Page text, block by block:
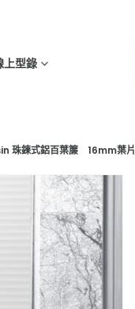
型錄
珠鍊式鋁百葉簾 16mm葉片